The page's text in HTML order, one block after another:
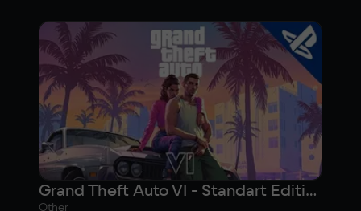
Grand Theft Auto VI - Standart Edition (PlayStation)
Other